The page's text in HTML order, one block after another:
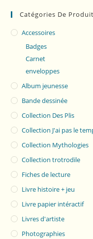
Catégories De
Accessoires
Badges
Carnet
enveloppes
Album jeunesse
Bande dessinée
Collection Des Plis
Collection J'ai pas le
Collection Mythologies
Collection trotrodile
Fiches de lecture
Livre histoire + jeu
Livre papier intéractif
Livres d'artiste
Photographies